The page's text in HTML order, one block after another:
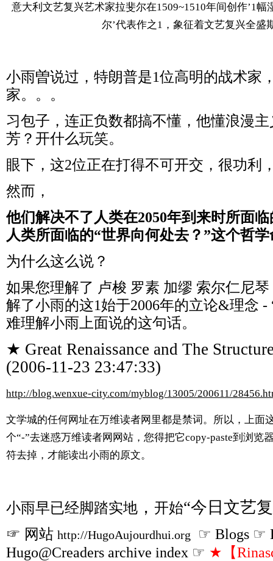
意大利文艺复兴艺术家拉斐尔在1509~1510年间创作’1
尔’代表作之1，象征着文艺复兴全盛
小雨曽说过，特朗普是1位高明的战术家
家。。。
习包子，连正负数都搞不懂，他懂浪漫
芳？开什么玩笑。
眼下，这2位正在打得不可开交，很功利
然而，
他们解决不了人类在2050年到来时所面
人类所面临的“世界向何处去？”这个哲
为什么这么说？
如果您理解了 卢梭 罗素 加缪 索尔仁尼
解了小雨的这1始于2006年的立论&理念 -
难理解小雨上面说的这句话。
★ Great Renaissance and The
(2006-11-23 23:47:33)
http://blog.wenxue-city.com/myblog/13005/200611/
文学城的任何网址在万维读者网里都是禁词。所以，上面
个“-”去迷惑万维读者网网站， 您得把它copy-paste到浏览
符去掉， 才能读出小雨的原文。
小雨早已经脚踏实地 ， 开始“今日文艺
☞ 网站 http://HugoAujourdhui.org
☞ Blogs ☞
Hugo@Creaders archive index ☞ ★【